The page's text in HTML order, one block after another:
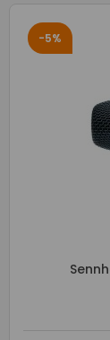
-5%